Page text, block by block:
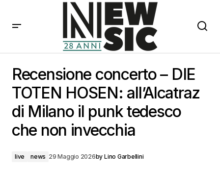
di Milano il punk tedesco che non invecchia
Recensione concerto – DIE
TOTEN HOSEN: all’Alcatraz
di Milano il punk tedesco
che non invecchia
live news 29 Maggio 2026by Lino Garbellini